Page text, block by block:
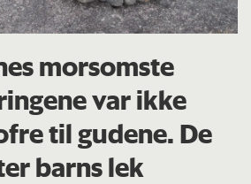
morsomste
var ikke
til gudene. De
barns lek